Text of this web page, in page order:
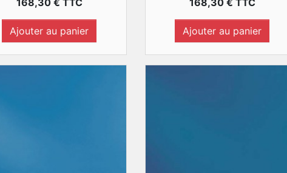
Ajouter au panier Ajouter au panier